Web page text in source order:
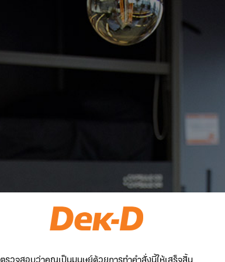
ตรวจสอบว่าคุณเป็นมนุษย์ด้วยการทำคำสั่งนี้ให้เสร็จสิ้น